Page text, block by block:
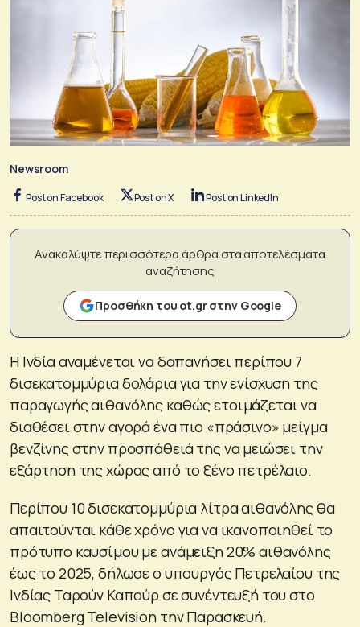
Newsroom
Post on Facebook Post on X Post on LinkedIn
Ανακαλύψτε περισσότερα άρθρα στα αποτελέσματα
αναζήτησης
Προσθήκη του ot.gr στην Google
Η Ινδία αναμένεται να δαπανήσει περίπου 7
δισεκατομμύρια δολάρια για την ενίσχυση της
παραγωγής αιθανόλης καθώς ετοιμάζεται να
διαθέσει στην αγορά ένα πιο «πράσινο» μείγμα
βενζίνης στην προσπάθειά της να μειώσει την
εξάρτηση της χώρας από το ξένο πετρέλαιο.
Περίπου 10 δισεκατομμύρια λίτρα αιθανόλης θα
απαιτούνται κάθε χρόνο για να ικανοποιηθεί το
πρότυπο καυσίμου με ανάμειξη 20% αιθανόλης
έως το 2025, δήλωσε ο υπουργός Πετρελαίου της
Ινδίας Ταρούν Καπούρ σε συνέντευξή του στο
Bloomberg Television την Παρασκευή.